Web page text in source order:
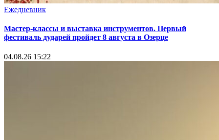
Ежедневник
Мастер-классы и выставка инструментов. Первый
фестиваль дударей пройдет 8 августа в Озерце
04.08.26 15:22